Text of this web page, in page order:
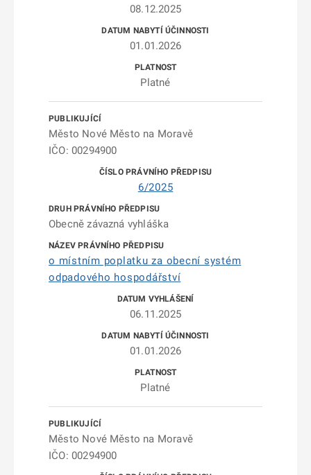
08.12.2025
01.01.2026
Platné
Město Nové Město na Moravě
IČO: 00294900
6/2025
Obecně závazná vyhláška
o místním poplatku za obecní systém
odpadového hospodářství
06.11.2025
01.01.2026
Platné
Město Nové Město na Moravě
IČO: 00294900